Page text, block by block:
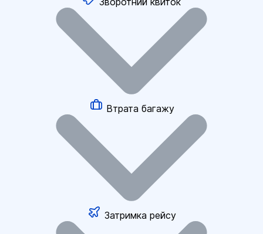
Втрата багажу
Затримка рейсу